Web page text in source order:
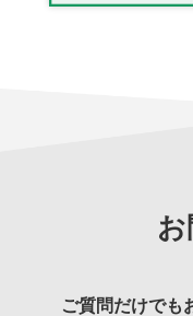
ご質問だけでも